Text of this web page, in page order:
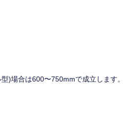
)場合は600〜750mmで成立します。